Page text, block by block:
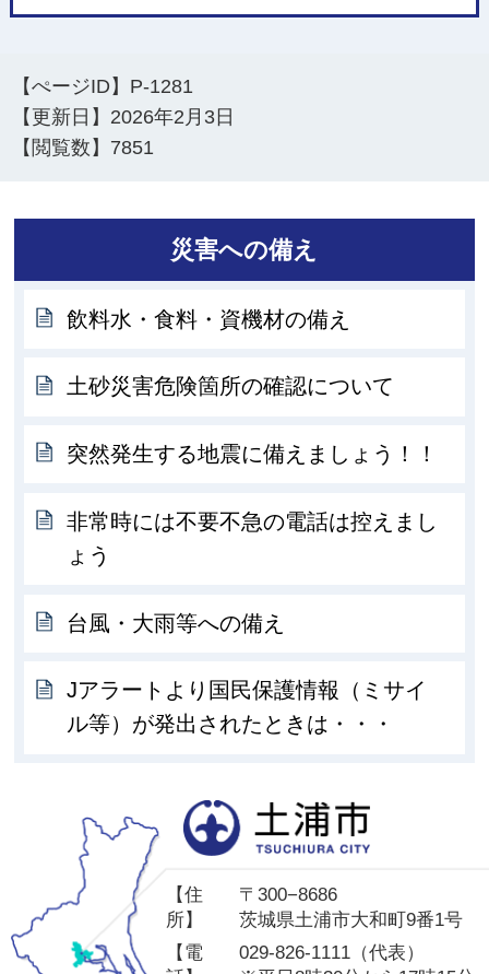
【ぺージID】 P-1281
【更新日】 2026年2月3日
【閲覧数】 7851
災害への備え
飲料水・食料・資機材の備え
土砂災害危険箇所の確認について
突然発生する地震に備えましょう！！
非常時には不要不急の電話は控えまし
ょう
台風・大雨等への備え
Jアラートより国民保護情報（ミサイ
ル等）が発出されたときは・・・
【住
所】
〒300−8686
茨城県土浦市大和町9番1号
【電
029-826-1111（代表）